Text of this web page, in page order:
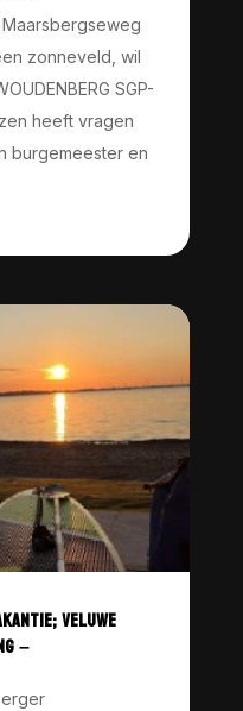
zonneveld, wil
SGP-
heeft vragen
burgemeester en
VELUWE
–